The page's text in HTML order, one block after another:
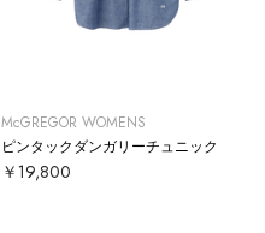
McGREGOR WOMENS
ピンタックダンガリーチュニック
￥19,800